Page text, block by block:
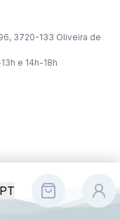
3720-133 Oliveira de
e 14h-18h